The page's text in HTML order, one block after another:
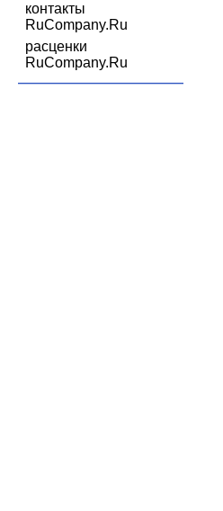
контакты
RuCompany.Ru
расценки
RuCompany.Ru